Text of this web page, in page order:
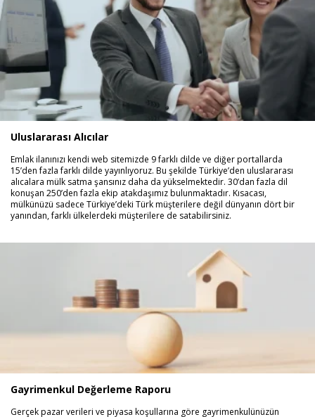
Uluslararası Alıcılar
Emlak ilanınızı kendi web sitemizde 9 farklı dilde ve diğer portallarda
15’den fazla farklı dilde yayınlıyoruz. Bu şekilde Türkiye’den uluslararası
alıcalara mülk satma şansınız daha da yükselmektedir. 30’dan fazla dil
konuşan 250’den fazla ekip atakdaşımız bulunmaktadır. Kısacası,
mülkünüzü sadece Türkiye’deki Türk müşterilere değil dünyanın dört bir
yanından, farklı ülkelerdeki müşterilere de satabilirsiniz.
Gayrimenkul Değerleme Raporu
Gerçek pazar verileri ve piyasa koşullarına göre gayrimenkulünüzün